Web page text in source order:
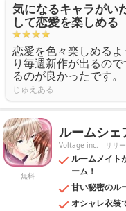
気になるキャラがい
して恋愛を楽しめる
恋愛を色々楽しめる
り毎週新作が出るの
るのが良かったです。
じゅえある
無料
ルームシ
Voltage inc. リリ
ルームメイト
ーム！
甘い秘密のル
オシャレ衣装